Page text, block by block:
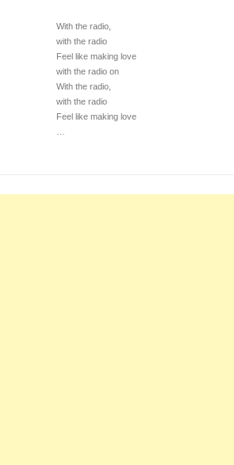
With the radio,
with the radio
Feel like making love
with the radio on
With the radio,
with the radio
Feel like making love